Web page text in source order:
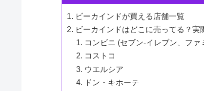
ビーカインドが買える店舗一覧
ビーカインドはどこに売ってる？実
コンビニ (セブン-イレブン、フ
コストコ
ウエルシア
ドン・キホーテ